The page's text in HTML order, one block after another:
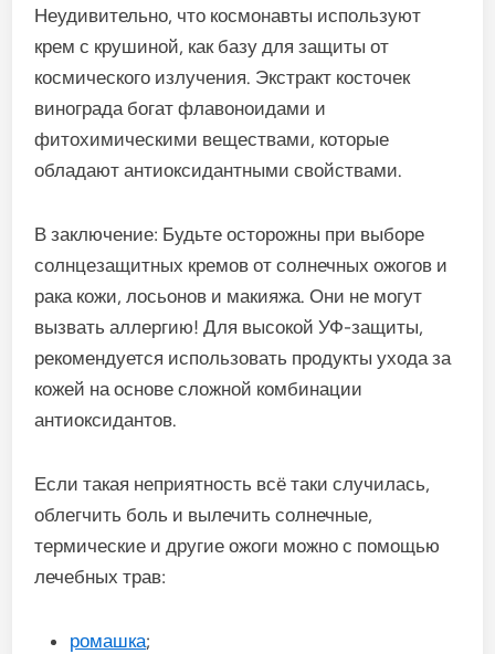
Неудивительно, что космонавты используют
крем с крушиной, как базу для защиты от
космического излучения. Экстракт косточек
винограда богат флавоноидами и
фитохимическими веществами, которые
обладают антиоксидантными свойствами.
В заключение: Будьте осторожны при выборе
солнцезащитных кремов от солнечных ожогов и
рака кожи, лосьонов и макияжа. Они не могут
вызвать аллергию! Для высокой УФ-защиты,
рекомендуется использовать продукты ухода за
кожей на основе сложной комбинации
антиоксидантов.
Если такая неприятность всё таки случилась,
облегчить боль и вылечить солнечные,
термические и другие ожоги можно с помощью
лечебных трав:
ромашка;